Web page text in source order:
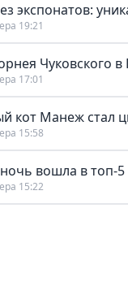
экспонатов:
19:21
Чуковского
17:01
кот Манеж стал
15:58
вошла в топ-5
15:22